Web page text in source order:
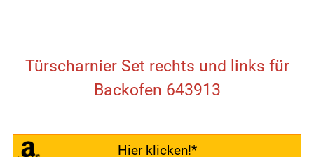
Türscharnier Set rechts und links für
Backofen 643913
Hier klicken!*